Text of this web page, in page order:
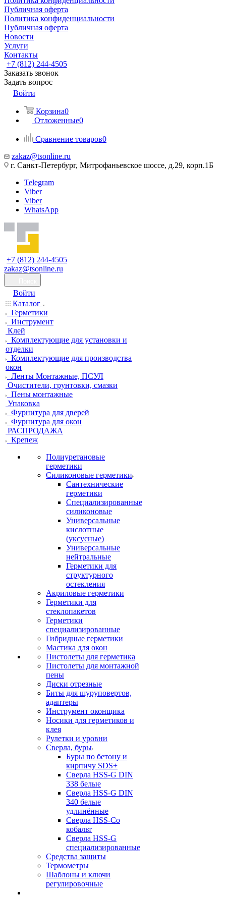
Публичная оферта
Политика конфиденциальности
Публичная оферта
Новости
Услуги
Контакты
+7 (812) 244-4505
Заказать звонок
Задать вопрос
Войти
Корзина0
Отложенные0
Сравнение товаров0
zakaz@tsonline.ru
г. Санкт-Петербург, Митрофаньевское шоссе, д.29, корп.1Б
Telegram
Viber
Viber
WhatsApp
+7 (812) 244-4505
zakaz@tsonline.ru
Войти
Каталог
Герметики
Инструмент
Клей
Комплектующие для установки и
отделки
Комплектующие для производства
окон
Ленты Монтажные, ПСУЛ
Очистители, грунтовки, смазки
Пены монтажные
Упаковка
Фурнитура для дверей
Фурнитура для окон
РАСПРОДАЖА
Крепеж
Полиуретановые
герметики
Силиконовые герметики
Сантехнические
герметики
Специализированные
силиконовые
Универсальные
кислотные
(уксусные)
Универсальные
нейтральные
Герметики для
структурного
остекления
Акриловые герметики
Герметики для
стеклопакетов
Герметики
специализированные
Гибридные герметики
Мастика для окон
Пистолеты для герметика
Пистолеты для монтажной
пены
Диски отрезные
Биты для шуруповертов,
адаптеры
Инструмент оконщика
Носики для герметиков и
клея
Рулетки и уровни
Сверла, буры
Буры по бетону и
кирпичу SDS+
Сверла HSS-G DIN
338 белые
Сверла HSS-G DIN
340 белые
удлинённые
Сверла HSS-Co
кобальт
Сверла HSS-G
специализированные
Средства защиты
Термометры
Шаблоны и ключи
регулировочные